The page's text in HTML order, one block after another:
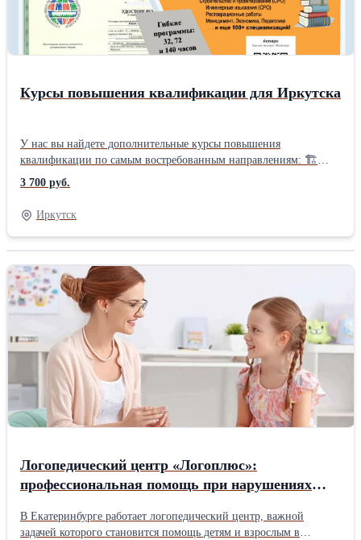
Курсы повышения квалификации для Иркутска
У нас вы найдете дополнительные курсы повышения
квалификации по самым востребованным направлениям: 🏗
Строительство и проектирование (СРО) 📊 Инженерные
изыскания (СРО) 🛠 Реставрационные работы 📈 Менеджмент,
Экономика, Педагогика 🧠 Психология, Экология ... и еще 100+
специализаций! ✅ Наше предложение для вас: ✅
Дистанционное обучение — учитесь без отрыва от работы! ✅
получение удостоверения ✅ Для юридических и физических
лиц. Хотите узнать, какие курсы повышения квалификации
подходят именно вам? 🔍 📞 Звоните прямо сейчас! Получите
консультацию и стартуйте в новом качестве уже завтра! 🚀
3 700 руб.
Иркутск
Логопедический центр «Логоплюс»:
профессиональная помощь при нарушениях
В Екатеринбурге работает логопедический центр, важной
задачей которого становится помощь детям и взрослым в